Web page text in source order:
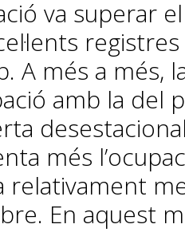
va superar
A més a més,
amb la del
més
relativament
En aquest